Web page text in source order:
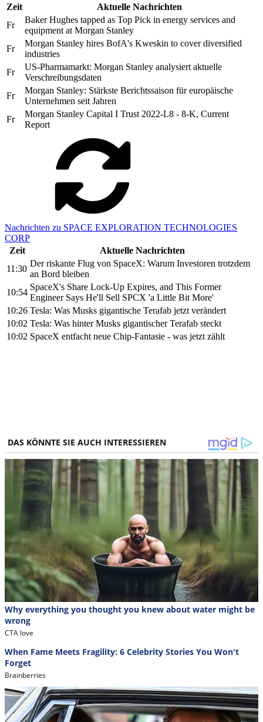
Zeit
Aktuelle Nachrichten
Fr
Baker Hughes tapped as Top Pick in energy services and
equipment at Morgan Stanley
Fr
Morgan Stanley hires BofA's Kweskin to cover diversified
industries
Fr
US-Pharmamarkt: Morgan Stanley analysiert aktuelle
Verschreibungsdaten
Fr
Morgan Stanley: Stärkste Berichtssaison für europäische
Unternehmen seit Jahren
Fr
Morgan Stanley Capital I Trust 2022-L8 - 8-K, Current
Report
Nachrichten zu SPACE EXPLORATION TECHNOLOGIES
CORP
Zeit
Aktuelle Nachrichten
11:30
Der riskante Flug von SpaceX: Warum Investoren trotzdem
an Bord bleiben
10:54
SpaceX's Share Lock-Up Expires, and This Former
Engineer Says He'll Sell SPCX 'a Little Bit More'
10:26 Tesla: Was Musks gigantische Terafab jetzt verändert
10:02 Tesla: Was hinter Musks gigantischer Terafab steckt
10:02 SpaceX entfacht neue Chip-Fantasie - was jetzt zählt